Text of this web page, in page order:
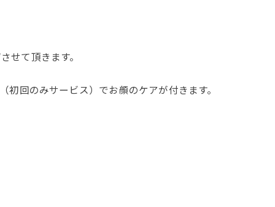
せて頂きます。
回のみサービス）でお顔のケアが付きます。